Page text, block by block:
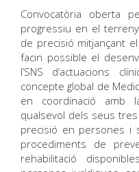
Convocatòria oberta
progressiu en el
de precisió mitjançant
facin possible el
l’SNS d’actuacions
concepte global de
en coordinació amb
qualsevol dels seus
precisió en persones i
procediments de
rehabilitació